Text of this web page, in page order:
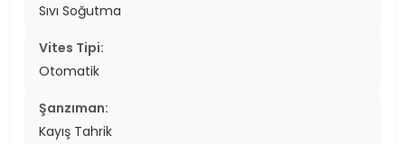
Sıvı Soğutma
Vites Tipi:
Otomatik
Şanzıman:
Kayış Tahrik